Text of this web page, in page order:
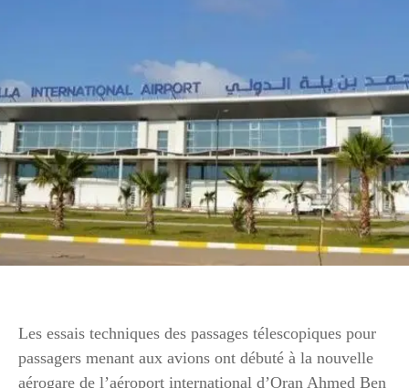
Les essais techniques des passages télescopiques pour
passagers menant aux avions ont débuté à la nouvelle
aérogare de l’aéroport international d’Oran Ahmed Ben